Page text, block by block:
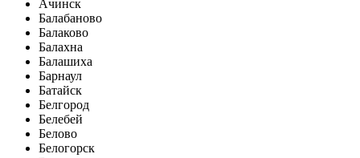
Ачинск
Балабаново
Балаково
Балахна
Балашиха
Барнаул
Батайск
Белгород
Белебей
Белово
Белогорск